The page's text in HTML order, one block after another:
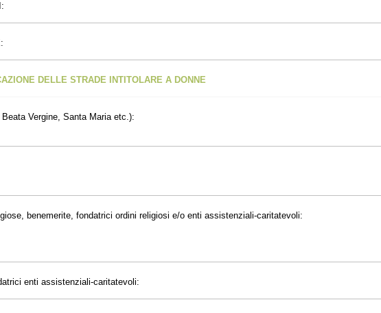
DELLE STRADE INTITOLARE A DONNE
Vergine, Santa Maria etc.):
benemerite, fondatrici ordini religiosi e/o enti assistenziali-caritatevoli:
enti assistenziali-caritatevoli: